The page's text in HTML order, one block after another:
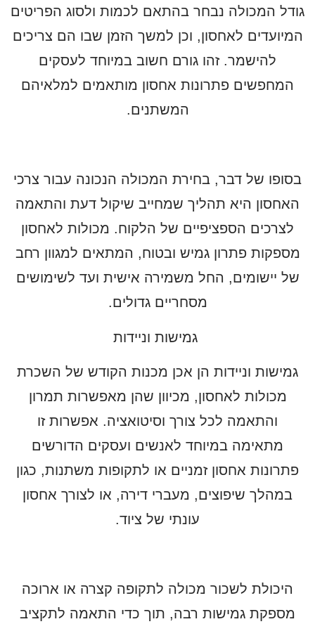
גודל המכולה נבחר בהתאם לכמות ולסוג הפריטים
המיועדים לאחסון, וכן למשך הזמן שבו הם צריכים
להישמר. זהו גורם חשוב במיוחד לעסקים
המחפשים פתרונות אחסון מותאמים למלאיהם
המשתנים.
בסופו של דבר, בחירת המכולה הנכונה עבור צרכי
האחסון היא תהליך שמחייב שיקול דעת והתאמה
לצרכים הספציפיים של הלקוח. מכולות לאחסון
מספקות פתרון גמיש ובטוח, המתאים למגוון רחב
של יישומים, החל משמירה אישית ועד לשימושים
מסחריים גדולים.
גמישות וניידות
גמישות וניידות הן אכן מכנות הקודש של השכרת
מכולות לאחסון, מכיוון שהן מאפשרות תמרון
והתאמה לכל צורך וסיטואציה. אפשרות זו
מתאימה במיוחד לאנשים ועסקים הדורשים
פתרונות אחסון זמניים או לתקופות משתנות, כגון
במהלך שיפוצים, מעברי דירה, או לצורך אחסון
עונתי של ציוד.
היכולת לשכור מכולה לתקופה קצרה או ארוכה
מספקת גמישות רבה, תוך כדי התאמה לתקציב